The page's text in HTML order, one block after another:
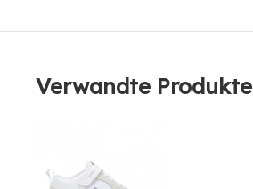
Verwandte Produkte